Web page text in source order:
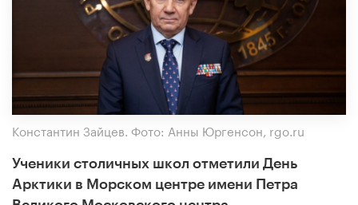
Константин Зайцев. Фото: Анны Юргенсон, rgo.ru
Ученики столичных школ отметили День
Арктики в Морском центре имени Петра